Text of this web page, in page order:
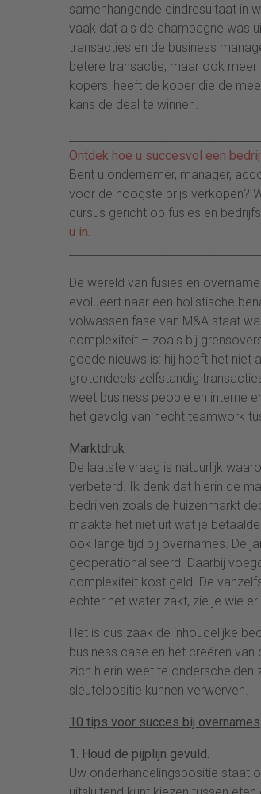
samenhangende eindresultaat in
vaak dat als de champagne was
transacties en de business
betere transactie, maar ook
kopers, heeft de koper die de
kans de deal te winnen.
Ontdek hoe u succesvol een
Bent u ondernemer, manager,
voor de hoogste prijs verkopen?
cursus gericht op fusies en
u in.
De wereld van fusies en
evolueert naar een holistische
volwassen fase van M&A staat
complexiteit – zoals bij
goede nieuws is: hij hoeft het niet
grotendeels zelfstandig
weet business people en interne
het gevolg van hecht teamwork
Marktdruk
De laatste vraag is natuurlijk
verbeterd. Ik denk dat hierin de
bedrijven zoals de huizenmarkt
maakte het niet uit wat je
ook lange tijd bij overnames. De
geoperationaliseerd. Daarbij
complexiteit kost geld. De
echter het water zakt, zie je wie
Het is dus zaak de inhoudelijke
business case en het creëren
zich hierin weet te onderscheiden
sleutelpositie kunnen verwerven.
10 tips voor succes bij overnames
1. Houd de pijplijn gevuld.
Uw onderhandelingspositie staat